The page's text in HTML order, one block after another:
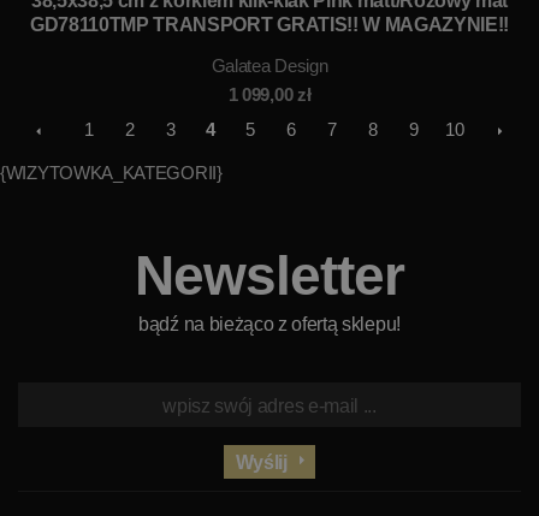
GD78110TMP TRANSPORT GRATIS!! W MAGAZYNIE!!
Galatea Design
1 099,00zł
1
2 3 4 5 6 7 8 9 10
{WIZYTOWKA_KATEGORII}
Newsletter
bądź na bieżąco z ofertą sklepu!
Wyślij